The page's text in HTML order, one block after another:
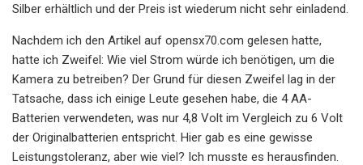
Silber erhältlich und der Preis ist wiederum nicht sehr einladend.
Nachdem ich den Artikel auf opensx70.com gelesen hatte,
hatte ich Zweifel: Wie viel Strom würde ich benötigen, um die
Kamera zu betreiben? Der Grund für diesen Zweifel lag in der
Tatsache, dass ich einige Leute gesehen habe, die 4 AA-
Batterien verwendeten, was nur 4,8 Volt im Vergleich zu 6 Volt
der Originalbatterien entspricht. Hier gab es eine gewisse
Leistungstoleranz, aber wie viel? Ich musste es herausfinden.